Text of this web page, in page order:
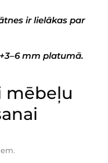
ir lielākas par
mm platumā.
mēbeļu